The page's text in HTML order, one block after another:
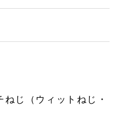
じ（ウィットねじ・